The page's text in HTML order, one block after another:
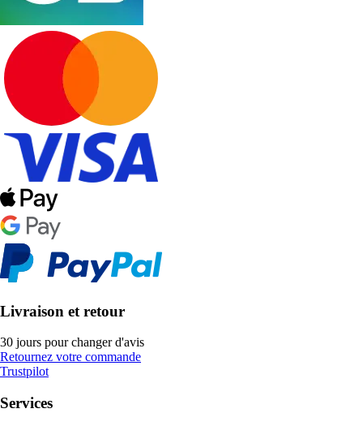
Livraison et retour
30 jours pour changer d'avis
Retournez votre commande
Trustpilot
Services